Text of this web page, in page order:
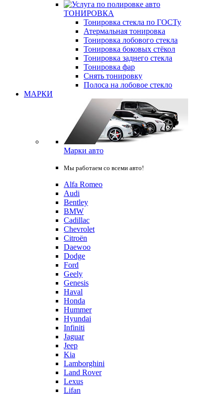
ТОНИРОВКА
Тонировка стекла по ГОСТу
Атермальная тонировка
Тонировка лобового стекла
Тонировка боковых стёкол
Тонировка заднего стекла
Тонировка фар
Снять тонировку
Полоса на лобовое стекло
МАРКИ
Марки авто
Мы работаем со всеми авто!
Alfa Romeo
Audi
Bentley
BMW
Cadillac
Chevrolet
Citroën
Daewoo
Dodge
Ford
Geely
Genesis
Haval
Honda
Hummer
Hyundai
Infiniti
Jaguar
Jeep
Kia
Lamborghini
Land Rover
Lexus
Lifan